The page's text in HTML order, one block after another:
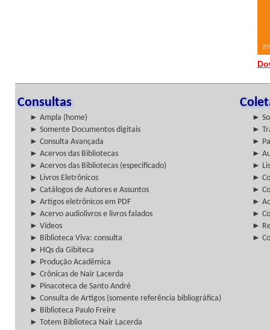
Consultas
► Ampla (home)
►
► Somente Documentos digitais
►
► Consulta Avançada
►
► Acervos das Bibliotecas
►
► Acervos das Bibliotecas (especificado)
►
► Livros Eletrônicos
►
► Catálogos de Autores e Assuntos
►
► Artigos eletrônicos em PDF
►
► Acervo audiolivros e livros falados
►
► Vídeos
►
► Biblioteca Viva: consulta
►
► HQs da Gibiteca
► Produção Acadêmica
► Crônicas de Nair Lacerda
► Pinacoteca de Santo André
► Consulta de Artigos (somente referência bibliográfica)
► Biblioteca Paulo Freire
► Totem Biblioteca Nair Lacerda